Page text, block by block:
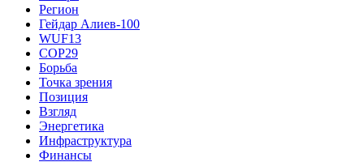
Регион
Гейдар Алиев-100
WUF13
COP29
Борьба
Точка зрения
Позиция
Взгляд
Энергетика
Инфраструктура
Финансы